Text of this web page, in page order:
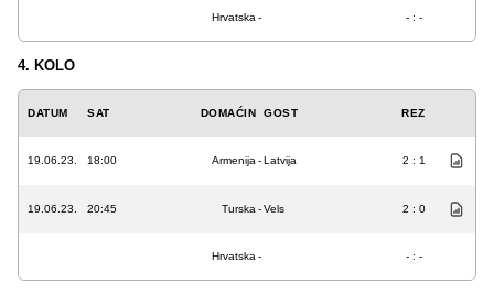
Hrvatska - - : -
4. KOLO
DATUM SAT DOMAĆIN GOST REZ
19.06.23. 18:00 Armenija -Latvija 2 : 1
19.06.23. 20:45 Turska -Vels 2 : 0
Hrvatska - - : -